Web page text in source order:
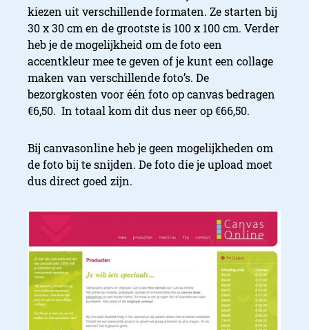
kiezen uit verschillende formaten. Ze starten bij
30 x 30 cm en de grootste is 100 x 100 cm. Verder
heb je de mogelijkheid om de foto een
accentkleur mee te geven of je kunt een collage
maken van verschillende foto’s. De
bezorgkosten voor één foto op canvas bedragen
€6,50. In totaal kom dit dus neer op €66,50.
Bij canvasonline heb je geen mogelijkheden om
de foto bij te snijden. De foto die je upload moet
dus direct goed zijn.